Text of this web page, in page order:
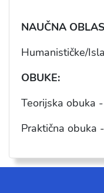
NAUČNA
Humanističke/
OBUKE:
Teorijska obuka
Praktična obuka